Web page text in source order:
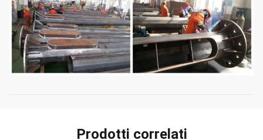
Prodotti correlati